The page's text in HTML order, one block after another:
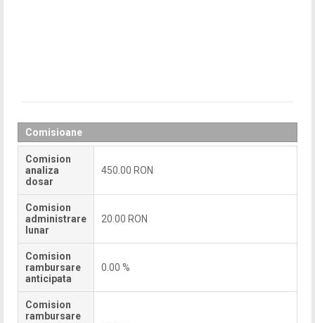
Comisioane
Comision
analiza
dosar
450.00 RON
Comision
administrare
lunar
20.00 RON
Comision
rambursare
anticipata
0.00 %
Comision
rambursare